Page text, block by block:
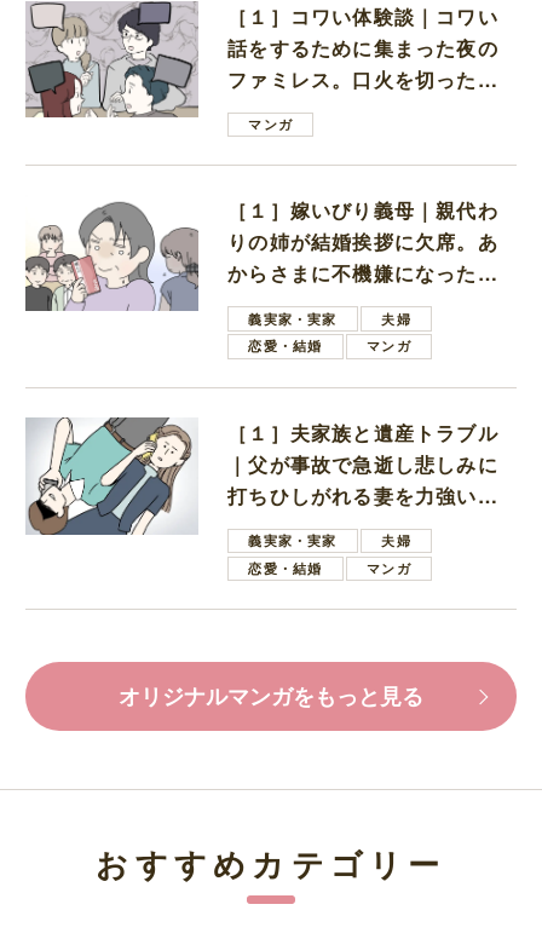
［１］コワい体験談｜コワい
話をするために集まった夜の
ファミレス。口火を切ったの
は電車好きの男の子ママ
マンガ
［１］嫁いびり義母｜親代わ
りの姉が結婚挨拶に欠席。あ
からさまに不機嫌になった義
母義実家・実家
夫婦
恋愛・結婚
マンガ
［１］夫家族と遺産トラブル
｜父が事故で急逝し悲しみに
打ちひしがれる妻を力強い言
葉で励ます夫
義実家・実家
夫婦
恋愛・結婚
マンガ
オリジナルマンガをもっと見る
おすすめカテゴリー